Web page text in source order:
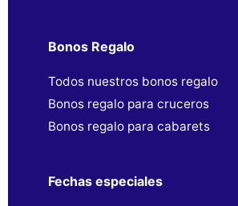
Bonos Regalo
Todos nuestros bonos regalo
Bonos regalo para cruceros
Bonos regalo para cabarets
Fechas especiales